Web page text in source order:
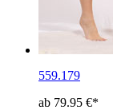
559.179
ab 79.95 €*